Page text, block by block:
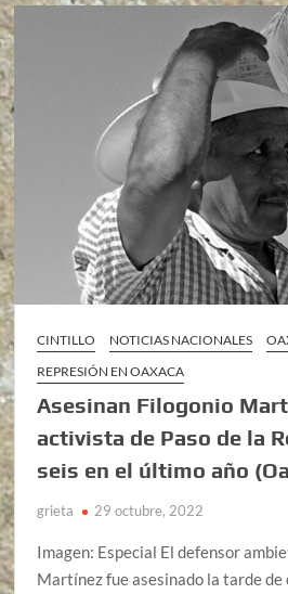
CINTILLO NOTICIAS NACIONALES
REPRESIÓN EN OAXACA
Asesinan Filogonio
activista de Paso de la
seis en el último año
grieta 29 octubre, 2022
Imagen: Especial El defensor
Martínez fue asesinado la tarde de